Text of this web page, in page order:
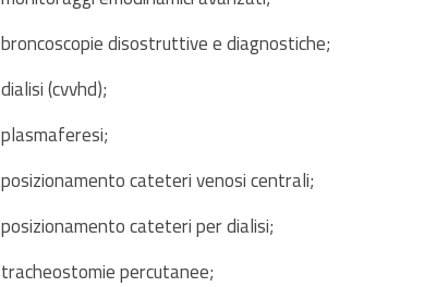
broncoscopie disostruttive e diagnostiche;
dialisi (cvvhd);
plasmaferesi;
posizionamento cateteri venosi centrali;
posizionamento cateteri per dialisi;
tracheostomie percutanee;